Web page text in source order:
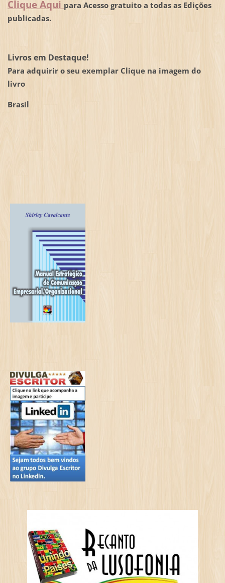
Clique Aqui para Acesso gratuito a todas as Edições
publicadas.
Livros em Destaque!
Para adquirir o seu exemplar Clique na imagem do
livro
Brasil